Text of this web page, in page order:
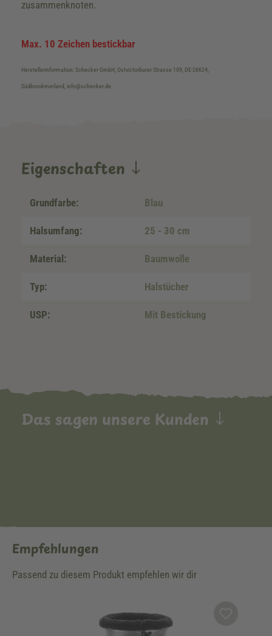
zusammenknoten.
Max. 10 Zeichen bestickbar
Herstellerinformation: Schecker GmbH, Ostvictorburer Strasse 109, DE-26624,
Südbrookmerland, info@schecker.de
Eigenschaften
Grundfarbe: Blau
Halsumfang: 25 - 30 cm
Material: Baumwolle
Typ: Halstücher
USP: Mit Bestickung
Das sagen unsere Kunden
Empfehlungen
Passend zu diesem Produkt empfehlen wir dir